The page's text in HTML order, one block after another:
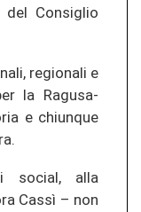
del Consiglio
regionali e
la Ragusa-
e chiunque
social, alla
Cassì – non